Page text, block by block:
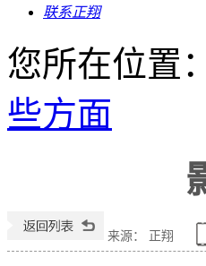
联系正翔
您所在位置 ：
些方面
来源： 正翔